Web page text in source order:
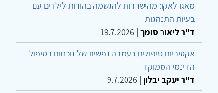
מאגו לאקו: מהישרדות להגשמה בהורות לילדים עם
בעיות התנהגות
ד"ר ליאור סומך |
19.7.2026
אקטיביות טיפולית כעמדה נפשית של נוכחות בטיפול
הדינמי הממוקד
ד"ר יעקב יבלון |
9.7.2026